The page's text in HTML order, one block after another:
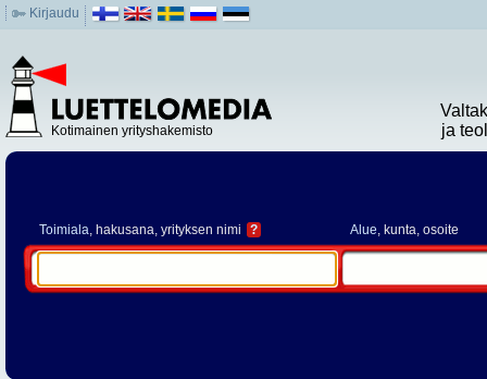
Kirjaudu
Kotimainen yrityshakemisto
ja
Toimiala, hakusana, yrityksen nimi ? Alue, kunta, osoite